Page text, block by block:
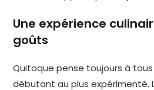
Une expérience
goûts
Quitoque pense toujours à tous
débutant au plus expérimenté.